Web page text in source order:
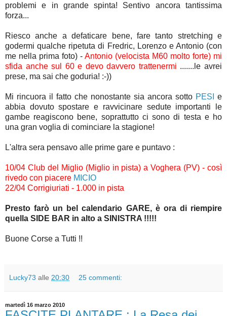
problemi e in grande spinta! Sentivo ancora tantissima
forza...
Riesco anche a defaticare bene, fare tanto stretching e
godermi qualche ripetuta di Fredric, Lorenzo e Antonio (con
me nella prima foto) - Antonio (velocista M60 molto forte) mi
sfida anche sul 60 e devo davvero trattenermi .......le avrei
prese, ma sai che goduria! :-))
Mi rincuora il fatto che nonostante sia ancora sotto PESI
e
abbia dovuto spostare e ravvicinare sedute importanti le
gambe reagiscono bene, soprattutto ci sono di testa e ho
una gran voglia di cominciare la stagione!
L'altra sera pensavo alle prime gare e puntavo :
10/04 Club del Miglio (Miglio in pista) a Voghera (PV) - così
rivedo con piacere MICIO
22/04 Corrigiuriati - 1.000 in pista
Presto farò un bel calendario GARE, è ora di riempire
quella SIDE BAR in alto a SINISTRA !!!!!
Buone Corse a Tutti !!
Lucky73 alle 20:30 25 commenti:
martedì 16 marzo 2010